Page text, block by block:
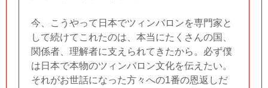
今、こうやって日本でツィンバロンを専門家と
して続けてこれたのは、本当にたくさんの国、
関係者、理解者に支えられてきたから。必ず僕
は日本で本物のツィンバロン文化を伝えたい。
それがお世話になった方々への1番の恩返しだ